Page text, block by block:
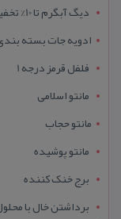
دیگ آبگرم تا 10% تخفیف
ادویه جات بسته
فلفل قرمز درجه 1
مانتو اسلامی
مانتو حجاب
مانتو پوشیده
برج خنک کننده
برداشتن خال با